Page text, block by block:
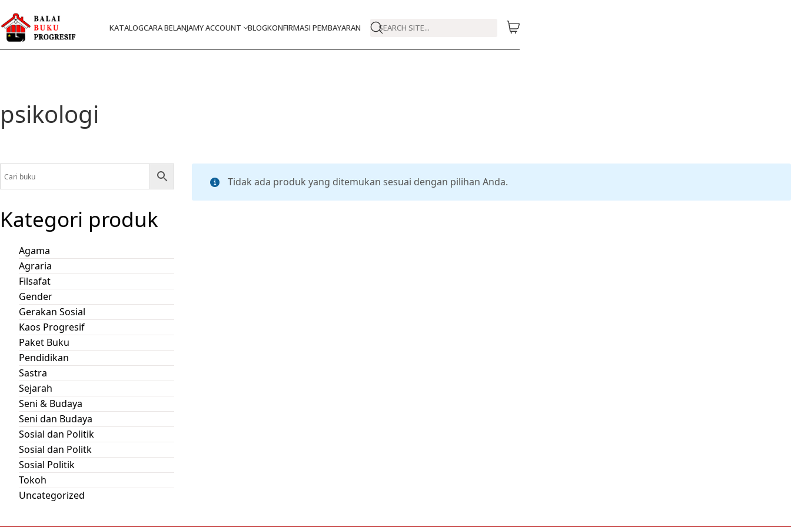
KATALOGCARA BELANJAMY ACCOUNT BLOGKONFIRMASI PEMBAYARAN SEARCH SITE...
psikologi
Tidak ada produk yang ditemukan sesuai dengan pilihan Anda.
Kategori produk
Agama
Agraria
Filsafat
Gender
Gerakan Sosial
Kaos Progresif
Paket Buku
Pendidikan
Sastra
Sejarah
Seni & Budaya
Seni dan Budaya
Sosial dan Politik
Sosial dan Politk
Sosial Politik
Tokoh
Uncategorized